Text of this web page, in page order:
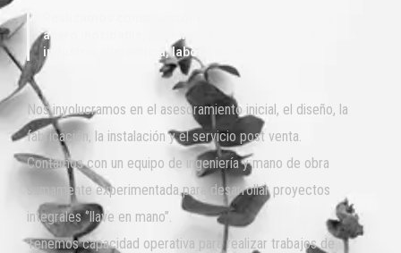
acero inoxidable, para hogares, arquitectura de obra,
industria alimenticia, laboratorios, etc.
Nos involucramos en el asesoramiento inicial, el diseño, la
fabricación, la instalación y el servicio post venta.
Contamos con un equipo de ingeniería y mano de obra
sumamente experimentada para desarrollar proyectos
integrales ‘’llave en mano’’.
Tenemos capacidad operativa para realizar trabajos de